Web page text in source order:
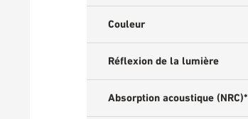
Couleur
Réflexion de la lumière
Absorption acoustique (NRC)*